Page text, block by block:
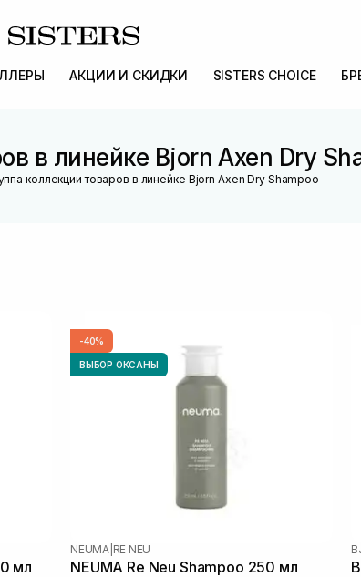
АКЦИИ И СКИДКИ SISTERS CHOICE
в линейке Bjorn Axen Dry
коллекции товаров в линейке Bjorn Axen Dry Shampoo
мл
-40%
ВЫБОР ОКСАНЫ
NEUMA RE NEU
NEUMA Re Neu Shampoo 250 мл